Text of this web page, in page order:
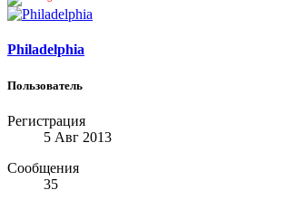
Philadelphia
Пользователь
Регистрация
5 Авг 2013
Сообщения
35